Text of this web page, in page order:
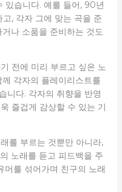
있습니다. 예를 들어, 90년
, 각자 그에 맞는 곡을 준
나 소품을 준비하는 것도
전에 미리 부르고 싶은 노
각자의 플레이리스트를
니다. 각자의 취향을 반영
즐겁게 감상할 수 있는 기
를 부르는 것뿐만 아니라,
노래를 듣고 피드백을 주
머를 섞어가며 친구의 노래